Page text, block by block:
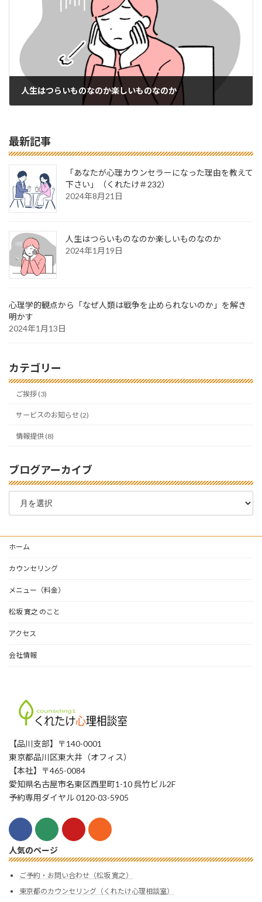
人生はつらいものなのか楽しいものなのか
最新記事
「あなたが心理カウンセラーになった理由を教えて
下さい」（くれたけ＃232）
2024年8月21日
人生はつらいものなのか楽しいものなのか
2024年1月19日
心理学的観点から「なぜ人類は戦争を止められないのか」を解き
明かす
2024年1月13日
カテゴリー
ご挨拶 (3)
サービスのお知らせ (2)
情報提供 (8)
ブログアーカイブ
ブ
グ
ー
カ
ブ
ホーム
カウンセリング
メニュー（料金）
松坂 寛之 のこと
アクセス
会社情報
【品川支部】〒140-0001
東京都品川区東大井（オフィス）
【本社】〒465-0084
愛知県名古屋市名東区西里町1-10 呉竹ビル2F
予約専用ダイヤル 0120-03-5905
人気のページ
ご予約・お問い合わせ（松坂 寛之）
東京都のカウンセリング（くれたけ心理相談室）